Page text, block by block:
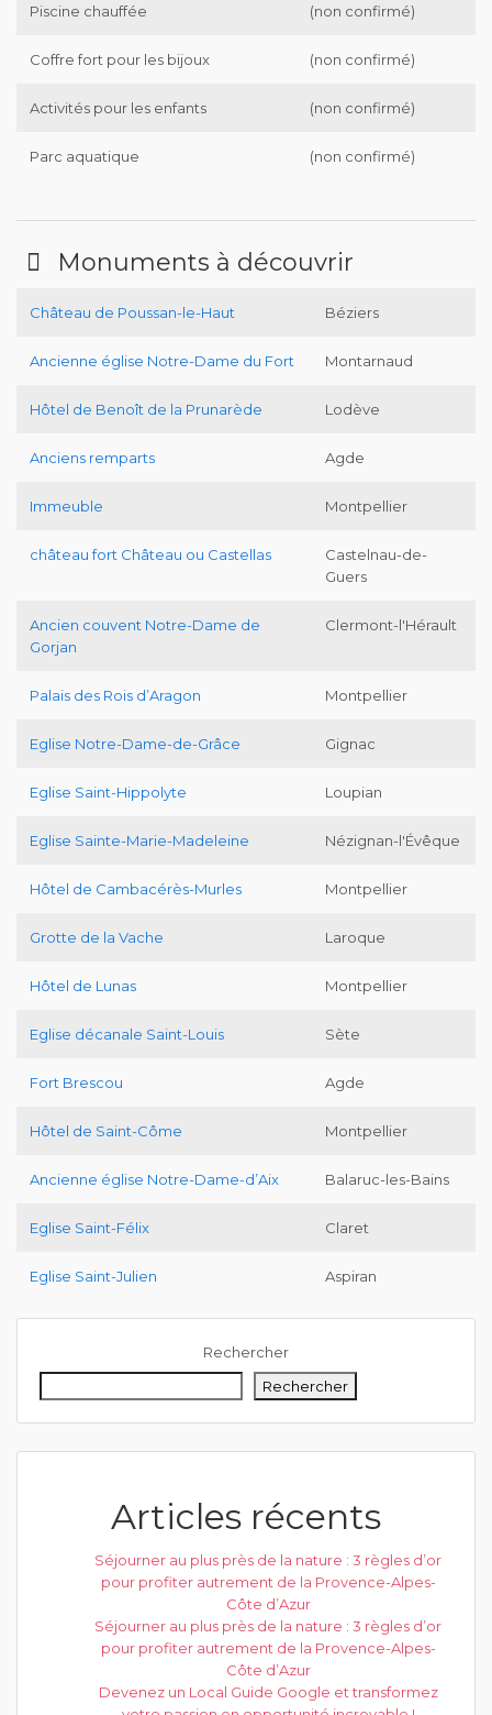
Piscine chauffée (non confirmé)
Coffre fort pour les bijoux (non confirmé)
Activités pour les enfants (non confirmé)
Parc aquatique (non confirmé)
Monuments à découvrir
Château de Poussan-le-Haut Béziers
Ancienne église Notre-Dame du Fort Montarnaud
Hôtel de Benoît de la Prunarède Lodève
Anciens remparts Agde
Immeuble Montpellier
château fort Château ou Castellas
Castelnau-de-
Guers
Ancien couvent Notre-Dame de
Gorjan
Clermont-l'Hérault
Palais des Rois d’Aragon Montpellier
Eglise Notre-Dame-de-Grâce Gignac
Eglise Saint-Hippolyte Loupian
Eglise Sainte-Marie-Madeleine Nézignan-l'Évêque
Hôtel de Cambacérès-Murles Montpellier
Grotte de la Vache Laroque
Hôtel de Lunas Montpellier
Eglise décanale Saint-Louis Sète
Fort Brescou Agde
Hôtel de Saint-Côme Montpellier
Ancienne église Notre-Dame-d’Aix Balaruc-les-Bains
Eglise Saint-Félix Claret
Eglise Saint-Julien Aspiran
Rechercher
Rechercher
Articles récents
Séjourner au plus près de la nature : 3 règles d’or
pour profiter autrement de la Provence-Alpes-
Côte d’Azur
Séjourner au plus près de la nature : 3 règles d’or
pour profiter autrement de la Provence-Alpes-
Côte d’Azur
Devenez un Local Guide Google et transformez